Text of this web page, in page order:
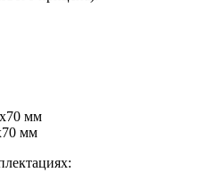
мм
мм